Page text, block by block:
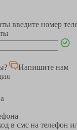
введите номер
Напишите нам
в смс на телефон